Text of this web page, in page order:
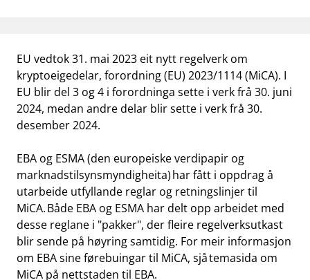
notifications_noneAbonner på nyhetsvarsel
EU vedtok 31. mai 2023 eit nytt regelverk om
kryptoeigedelar, forordning (EU) 2023/1114 (MiCA). I
EU blir del 3 og 4 i forordninga sette i verk frå 30. juni
2024, medan andre delar blir sette i verk frå 30.
desember 2024.
EBA og ESMA (den europeiske verdipapir og
marknadstilsynsmyndigheita) har fått i oppdrag å
utarbeide utfyllande reglar og retningslinjer til
MiCA. Både EBA og ESMA har delt opp arbeidet med
desse reglane i "pakker", der fleire regelverksutkast
blir sende på høyring samtidig. For meir informasjon
om EBA sine førebuingar til MiCA, sjå temasida om
MiCA på nettstaden til EBA.